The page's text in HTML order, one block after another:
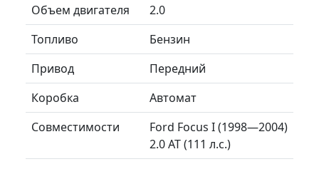
Объем двигателя
2.0
Топливо
Бензин
Привод
Передний
Коробка
Автомат
Совместимости
Ford Focus I (1998—2004)
2.0 AT (111 л.с.)